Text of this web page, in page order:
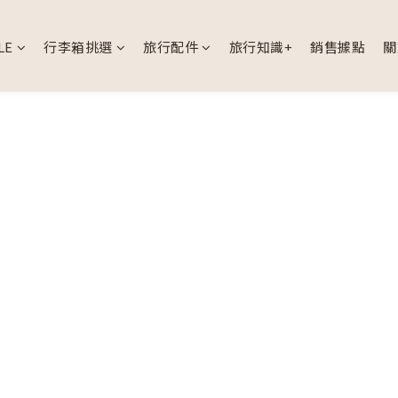
行李箱挑選 旅行配件 旅行知識+ 銷售據點